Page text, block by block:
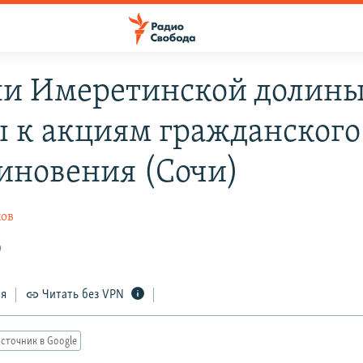
Имеретинской
к акциям гражданского
(Сочи)
Читать без VPN
в Google